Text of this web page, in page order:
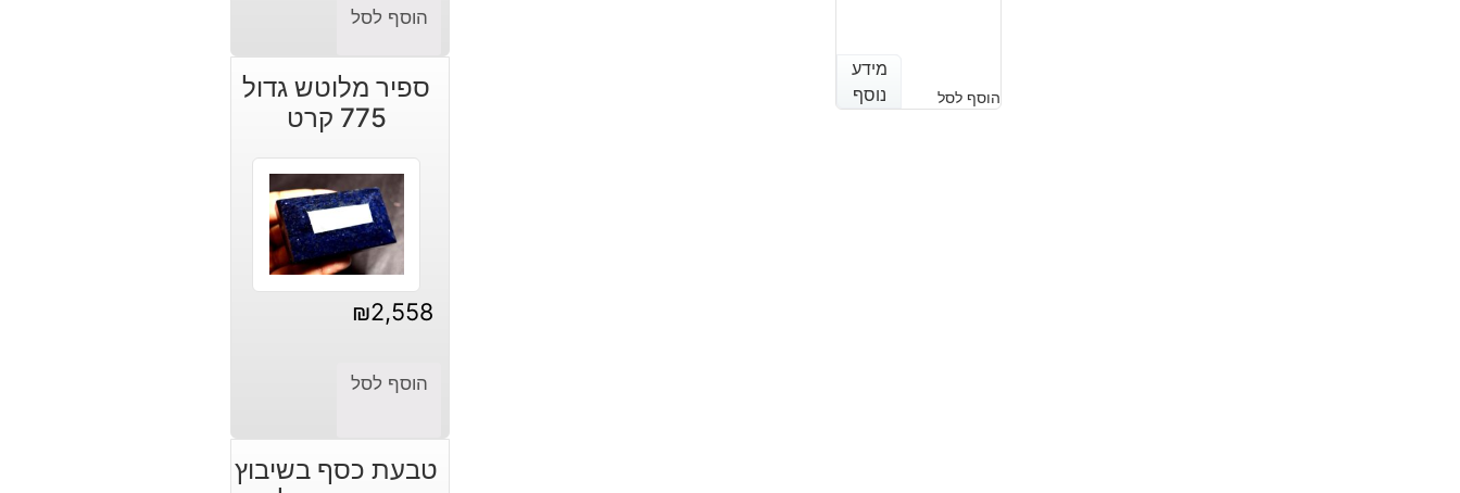
מידע
נוסף
הוסף לסל
מידע
נוסף
המקורי
היה:
₪820.
הנוכחי
הוא:
₪250.
הוסף לסל
ספיר מלוטש גדול
775 קרט
₪2,558
הוסף לסל
טבעת כסף בשיבוץ